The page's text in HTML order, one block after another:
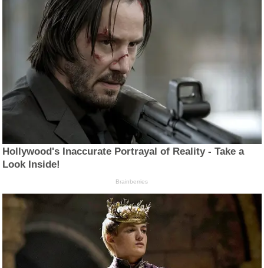
Hollywood's Inaccurate Portrayal of Reality - Take a
Look Inside!
Brainberries